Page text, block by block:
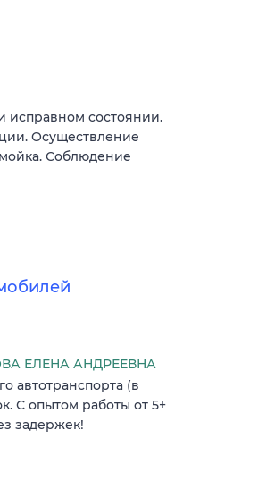
исправном состоянии.
Осуществление
Соблюдение
ЕЛЕНА АНДРЕЕВНА
автотранспорта (в
С опытом работы от 5+
задержек!